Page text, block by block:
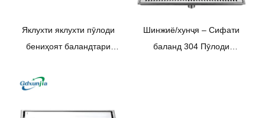
Яклухти яклухти пӯлоди
бениҳоят баландтари
пӯлоди зангногир 304
xunjia
Шинжиё/хунҷя – Сифати
баланд 304 Пӯлоди